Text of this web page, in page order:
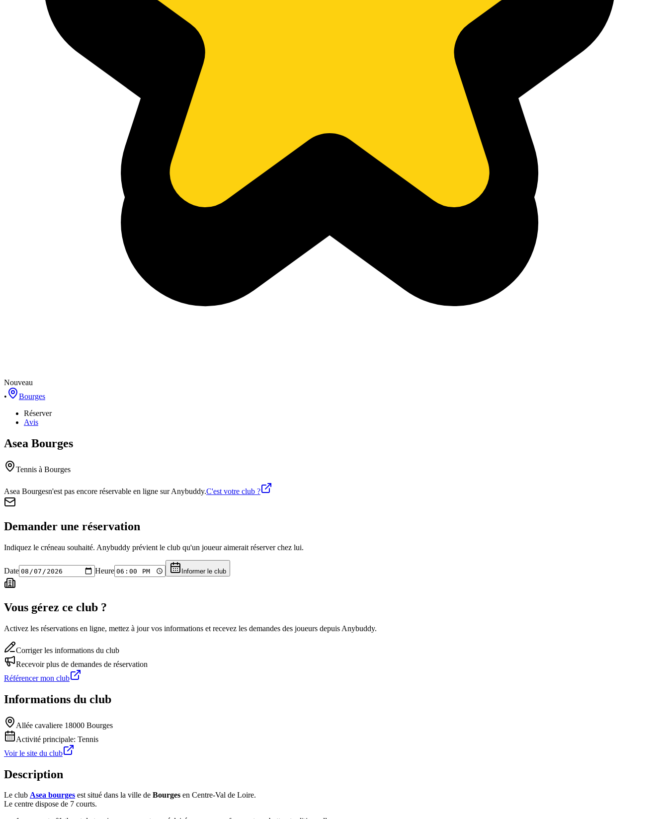
Nouveau
•
Bourges
Réserver
Avis
Asea Bourges
Tennis à Bourges
Asea Bourgesn'est pas encore réservable en ligne sur Anybuddy.C'est votre club ?
Demander une réservation
Indiquez le créneau souhaité. Anybuddy prévient le club qu'un joueur aimerait réserver chez lui.
Date Heure Informer le club
Vous gérez ce club ?
Activez les réservations en ligne, mettez à jour vos informations et recevez les demandes des joueurs depuis Anybuddy.
Corriger les informations du club
Recevoir plus de demandes de réservation
Référencer mon club
Informations du club
Allée cavaliere 18000 Bourges
Activité principale: Tennis
Voir le site du club
Description
Le club Asea bourges est situé dans la ville de Bourges en Centre-Val de Loire.
Le centre dispose de 7 courts.